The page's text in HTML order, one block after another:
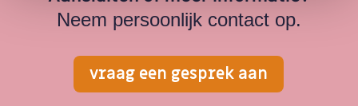
Neem persoonlijk contact op.
vraag een gesprek aan